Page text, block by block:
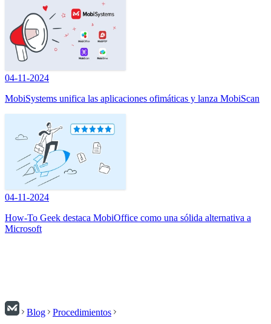
04-11-2024
MobiSystems unifica las aplicaciones ofimáticas y lanza MobiScan
04-11-2024
How-To Geek destaca MobiOffice como una sólida alternativa a
Microsoft
Blog
Procedimientos